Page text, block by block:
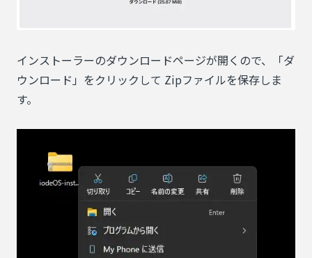
インストーラーのダウンロードページが開くので、「ダ
ウンロード」をクリックして Zipファイルを保存しま
す。